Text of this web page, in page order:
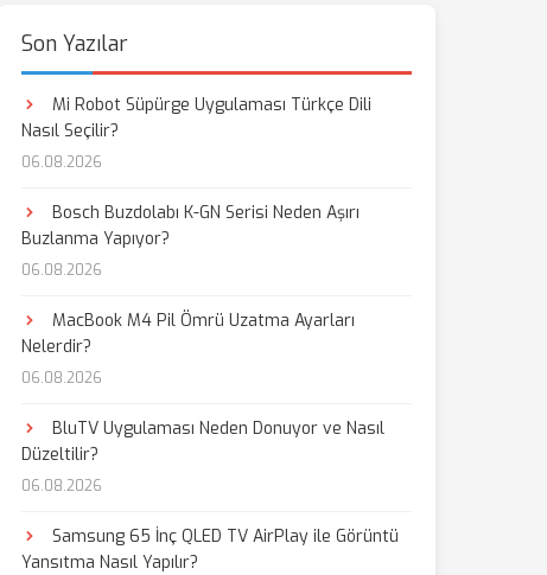
Son Yazılar
Mi Robot Süpürge Uygulaması Türkçe Dili
Nasıl Seçilir?
06.08.2026
Bosch Buzdolabı K-GN Serisi Neden Aşırı
Buzlanma Yapıyor?
06.08.2026
MacBook M4 Pil Ömrü Uzatma Ayarları
Nelerdir?
06.08.2026
BluTV Uygulaması Neden Donuyor ve Nasıl
Düzeltilir?
06.08.2026
Samsung 65 İnç QLED TV AirPlay ile Görüntü
Yansıtma Nasıl Yapılır?